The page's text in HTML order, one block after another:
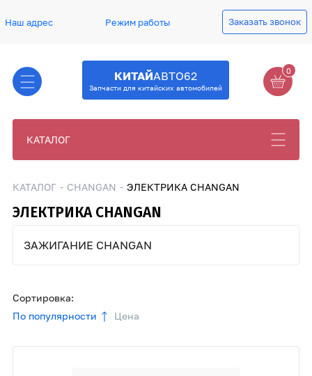
Наш адрес Режим работы Заказать звонок
КИТАЙАВТО62
Запчасти для китайских автомобилей
0
КАТАЛОГ
КАТАЛОГ CHANGAN ЭЛЕКТРИКА CHANGAN
ЭЛЕКТРИКА CHANGAN
ЗАЖИГАНИЕ CHANGAN
Сортировка:
По популярности
Цена